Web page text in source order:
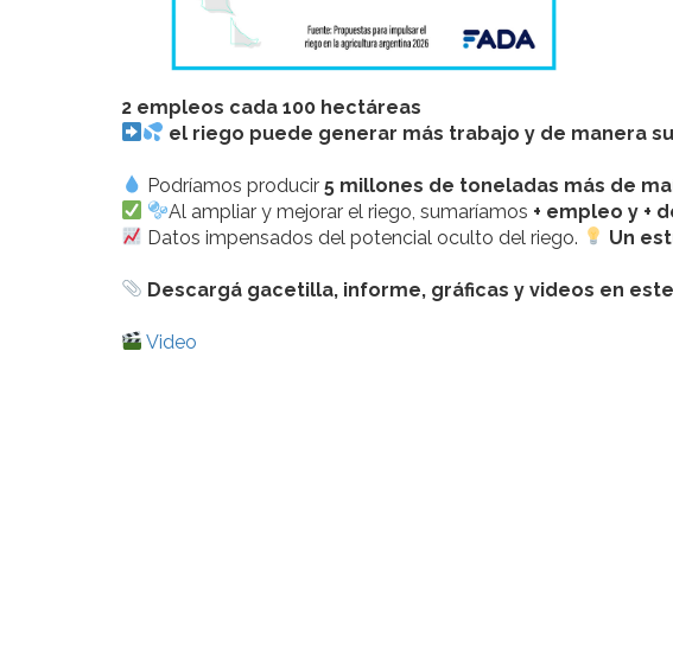
2 empleos cada 100 hectáreas
el riego puede generar más trabajo y de manera
Podríamos producir 5 millones de toneladas más de
Al ampliar y mejorar el riego, sumaríamos + empleo y +
Datos impensados del potencial oculto del riego.
Un
Descargá gacetilla, informe, gráficas y videos en
Video